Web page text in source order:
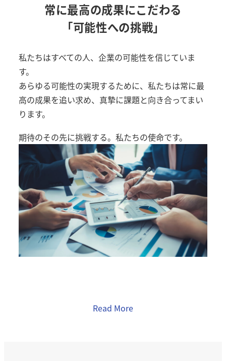
常に最高の成果にこだわる
「可能性への挑戦」
私たちはすべての人、企業の可能性を信じていま
す。
あらゆる可能性の実現するために、私たちは常に最
高の成果を追い求め、真摯に課題と向き合ってまい
ります。
期待のその先に挑戦する。私たちの使命です。
Read More